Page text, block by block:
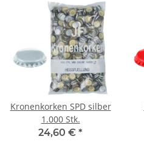
Kronenkorken SPD silber
1.000 Stk.
24,60 € *